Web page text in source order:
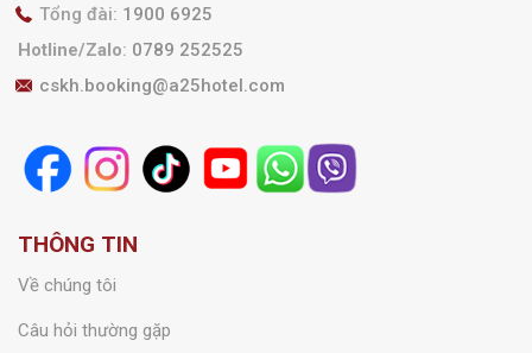
Tổng đài: 1900 6925
Hotline/Zalo: 0789 252525
cskh.booking@a25hotel.com
THÔNG TIN
Về chúng tôi
Câu hỏi thường gặp